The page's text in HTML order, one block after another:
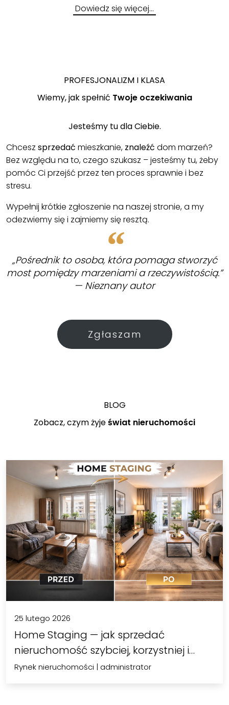
Dowiedz się więcej…
PROFESJONALIZM I KLASA
Wiemy, jak spełnić Twoje oczekiwania
Jesteśmy tu dla Ciebie.
Chcesz sprzedać mieszkanie, znaleźć dom marzeń?
Bez względu na to, czego szukasz – jesteśmy tu, żeby
pomóc Ci przejść przez ten proces sprawnie i bez
stresu.
Wypełnij krótkie zgłoszenie na naszej stronie, a my
odezwiemy się i zajmiemy się resztą.
„Pośrednik to osoba, która pomaga stworzyć
most pomiędzy marzeniami a rzeczywistością.”
— Nieznany autor
Zgłaszam
BLOG
Zobacz, czym żyjeświat nieruchomości
25 lutego 2026
Home Staging — jak sprzedać
nieruchomość szybciej, korzystniej i
bez…
Rynek nieruchomości | administrator